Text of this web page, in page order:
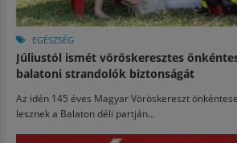
EGÉSZSÉG
Júliustól ismét vöröskeresztes
balatoni strandolók biztonságát
Az idén 145 éves Magyar Vöröskereszt
lesznek a Balaton déli partján...